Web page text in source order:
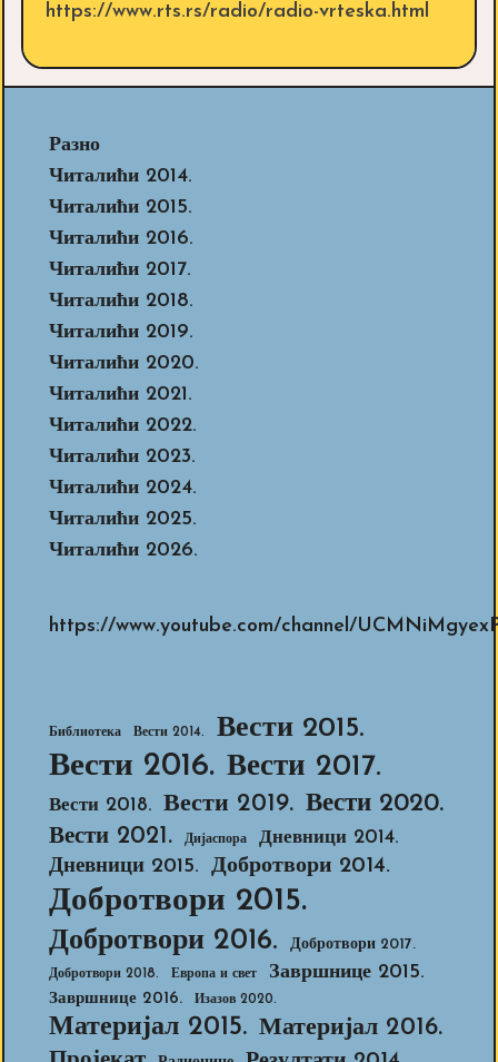
https://www.rts.rs/radio/radio-vrteska.html
Разно
Читалићи 2014.
Читалићи 2015.
Читалићи 2016.
Читалићи 2017.
Читалићи 2018.
Читалићи 2019.
Читалићи 2020.
Читалићи 2021.
Читалићи 2022.
Читалићи 2023.
Читалићи 2024.
Читалићи 2025.
Читалићи 2026.
https://www.youtube.com/channel/
Библиотека Вести 2014. Вести 2015.
Вести 2016. Вести 2017.
Вести 2018. Вести 2019. Вести 2020.
Вести 2021. Дијаспора Дневници 2014.
Дневници 2015. Добротвори 2014.
Добротвори 2015.
Добротвори 2016. Добротвори 2017.
Добротвори 2018. Европа и свет Завршнице 2015.
Завршнице 2016. Изазов 2020.
Материјал 2015. Материјал 2016.